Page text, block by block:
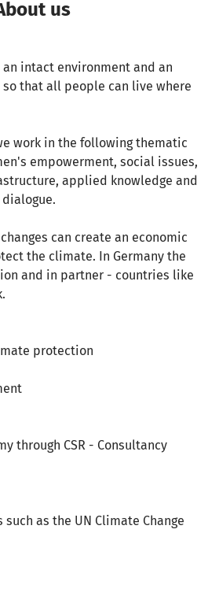
us
an intact environment and an
that all people can live where
work in the following thematic
empowerment, social issues,
applied knowledge and
can create an economic
the climate. In Germany the
and in partner - countries like
protection
through CSR - Consultancy
as the UN Climate Change